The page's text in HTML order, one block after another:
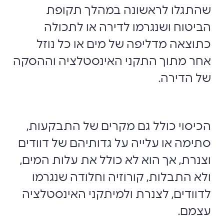
שהתגלו לראשונה במהלך תקופת
הביטוח ושנגרמו לדירה או לתכולה
כתוצאה מדליפה של מים או כל נוזל
אחר מתוך התקני האינסטלציה וההסקה
של הדירה.
הכיסוי כולל גם מקרים של התבקעות,
סתימה או עלייה על גדותיהם של דוודים
וצנרת, אך הוא לא כולל את עלות המים,
ולא התבלות, קורוזיה וחלודה שנגרמו
לדוודים, לצנרת ולמיתקני האינסטלציה
עצמם.